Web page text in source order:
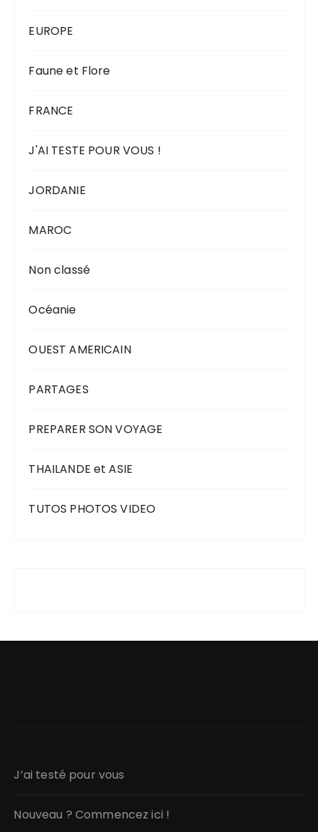
EUROPE
Faune et Flore
FRANCE
J'AI TESTE POUR VOUS !
JORDANIE
MAROC
Non classé
Océanie
OUEST AMERICAIN
PARTAGES
PREPARER SON VOYAGE
THAILANDE et ASIE
TUTOS PHOTOS VIDEO
J’ai testé pour vous
Nouveau ? Commencez ici !